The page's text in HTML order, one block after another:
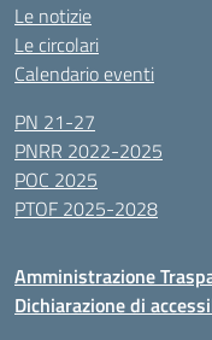
Le notizie
Le circolari
Calendario eventi
PN 21-27
PNRR 2022-2025
POC 2025
PTOF 2025-2028
Amministrazione
Dichiarazione di